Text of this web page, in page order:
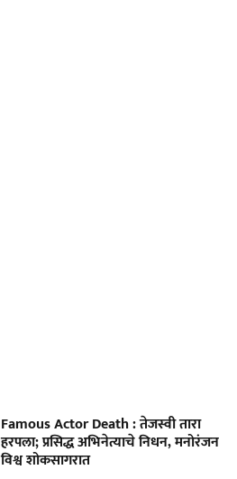
Famous Actor Death : तेजस्वी तारा
हरपला; प्रसिद्ध अभिनेत्याचे निधन, मनोरंजन
विश्व शोकसागरात